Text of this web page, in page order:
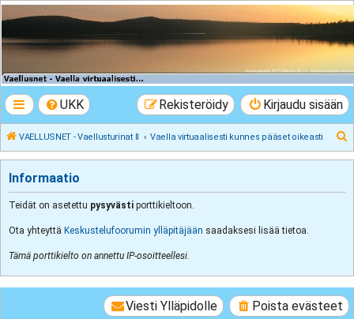
VAELLUSNET -
Vaellusturinat II
UKK Kirjaudu sisään
Rekisteröidy
VAELLUSNET - Vaellusturinat II Vaella virtuaalisesti kunnes pääset oikeasti
Informaatio
Teidät on asetettu pysyvästi porttikieltoon.
Ota yhteyttä Keskustelufoorumin ylläpitäjään saadaksesi lisää tietoa.
Tämä porttikielto on annettu IP-osoitteellesi.
Poista evästeet
Viesti Ylläpidolle